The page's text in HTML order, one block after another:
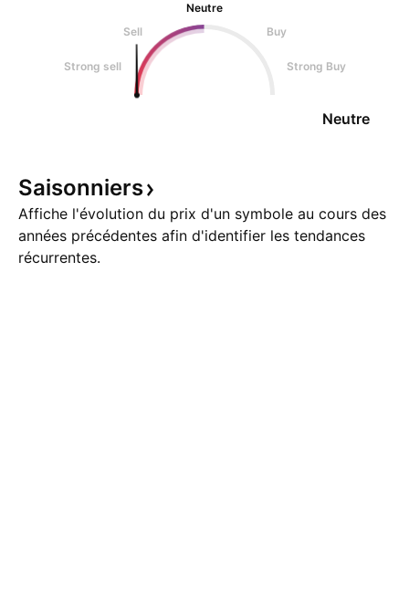
Neutre
Sell
Buy
Strong sell Strong Buy
Neutre
Saisonniers
Affiche l'évolution du prix d'un symbole au cours des
années précédentes afin d'identifier les tendances
récurrentes.